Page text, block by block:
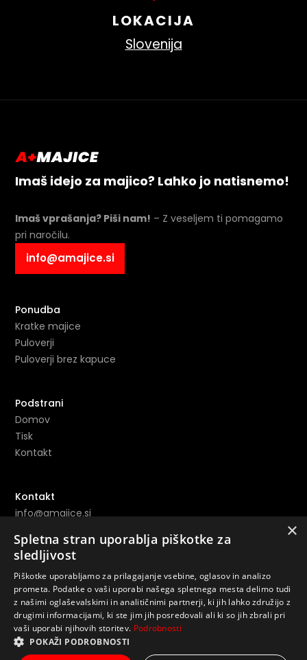
LOKACIJA
Slovenija
Imaš idejo za majico? Lahko jo natisnemo!
Imaš vprašanja? Piši nam! – Z veseljem ti pomagamo
pri naročilu.
info@amajice.si
Ponudba
Kratke majice
Puloverji
Puloverji brez kapuce
Podstrani
Domov
Tisk
Kontakt
Kontakt
info@amajice.si
Povezave
Instagram ->
Youtube ->
×
Spletna stran uporablja piškotke za
sledljivost
Piškotke uporabljamo za prilagajanje vsebine, oglasov in analizo
prometa. Podatke o vaši uporabi našega spletnega mesta delimo tudi
z našimi oglaševalskimi in analitičnimi partnerji, ki jih lahko združijo z
drugimi informacijami, ki ste jim jih posredovali ali ki so jih zbrali pri
vaši uporabi njihovih storitev. Podrobnosti
POKAŽI PODROBNOSTI